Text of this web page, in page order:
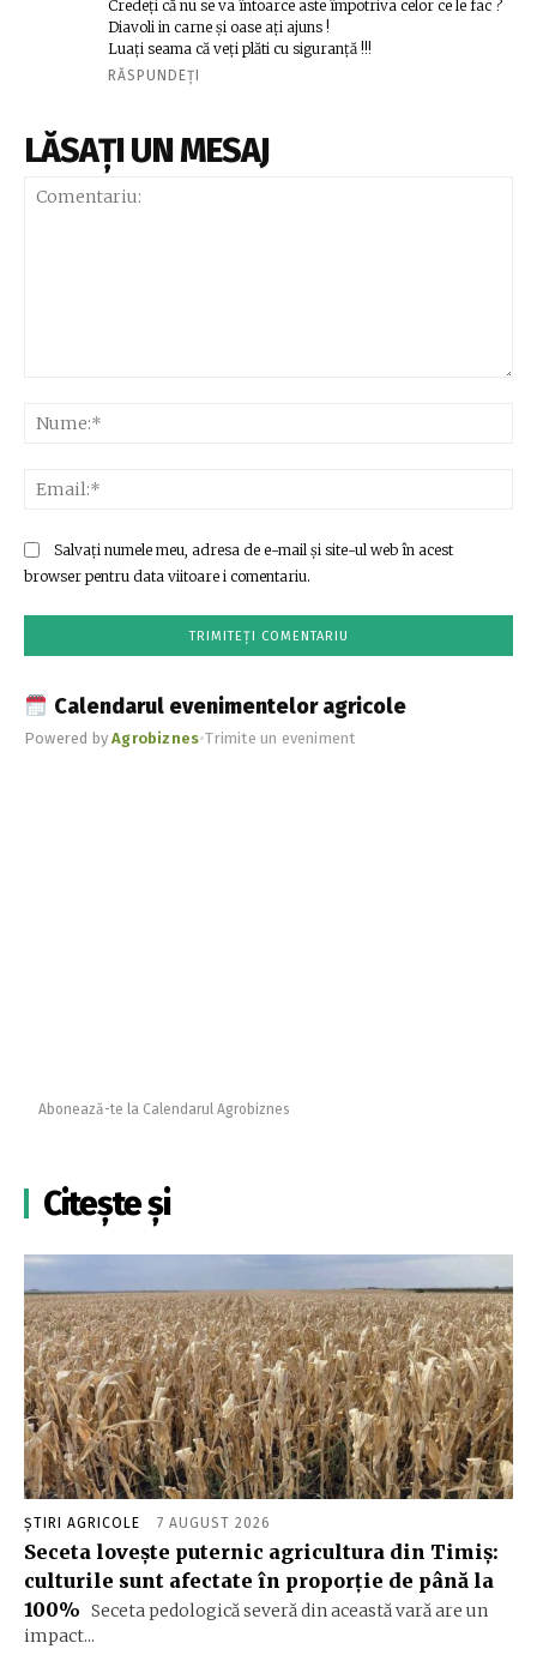
Credeți că nu se va întoarce aste împotriva celor ce le fac ?
Diavoli in carne și oase ați ajuns !
Luați seama că veți plăti cu siguranță !!!
RĂSPUNDEȚI
LĂSAȚI UN MESAJ
Salvați numele meu, adresa de e-mail și site-ul web în acest
browser pentru data viitoare i comentariu.
Calendarul evenimentelor agricole
Powered byAgrobiznes•Trimite un eveniment
Abonează-te la Calendarul Agrobiznes
Citește și
ȘTIRI AGRICOLE 7 AUGUST 2026
Seceta lovește puternic agricultura din Timiș:
culturile sunt afectate în proporție de până la
100% Seceta pedologică severă din această vară are un
impact...